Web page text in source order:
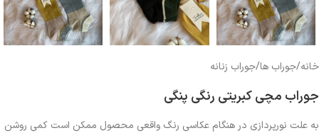
خانه/جوراب ها/جوراب زنانه
جوراب مچی کبریتی رنگی پنگی
به علت نورپردازی در هنگام عکاسی رنگ واقعی محصول ممکن است کمی روشن